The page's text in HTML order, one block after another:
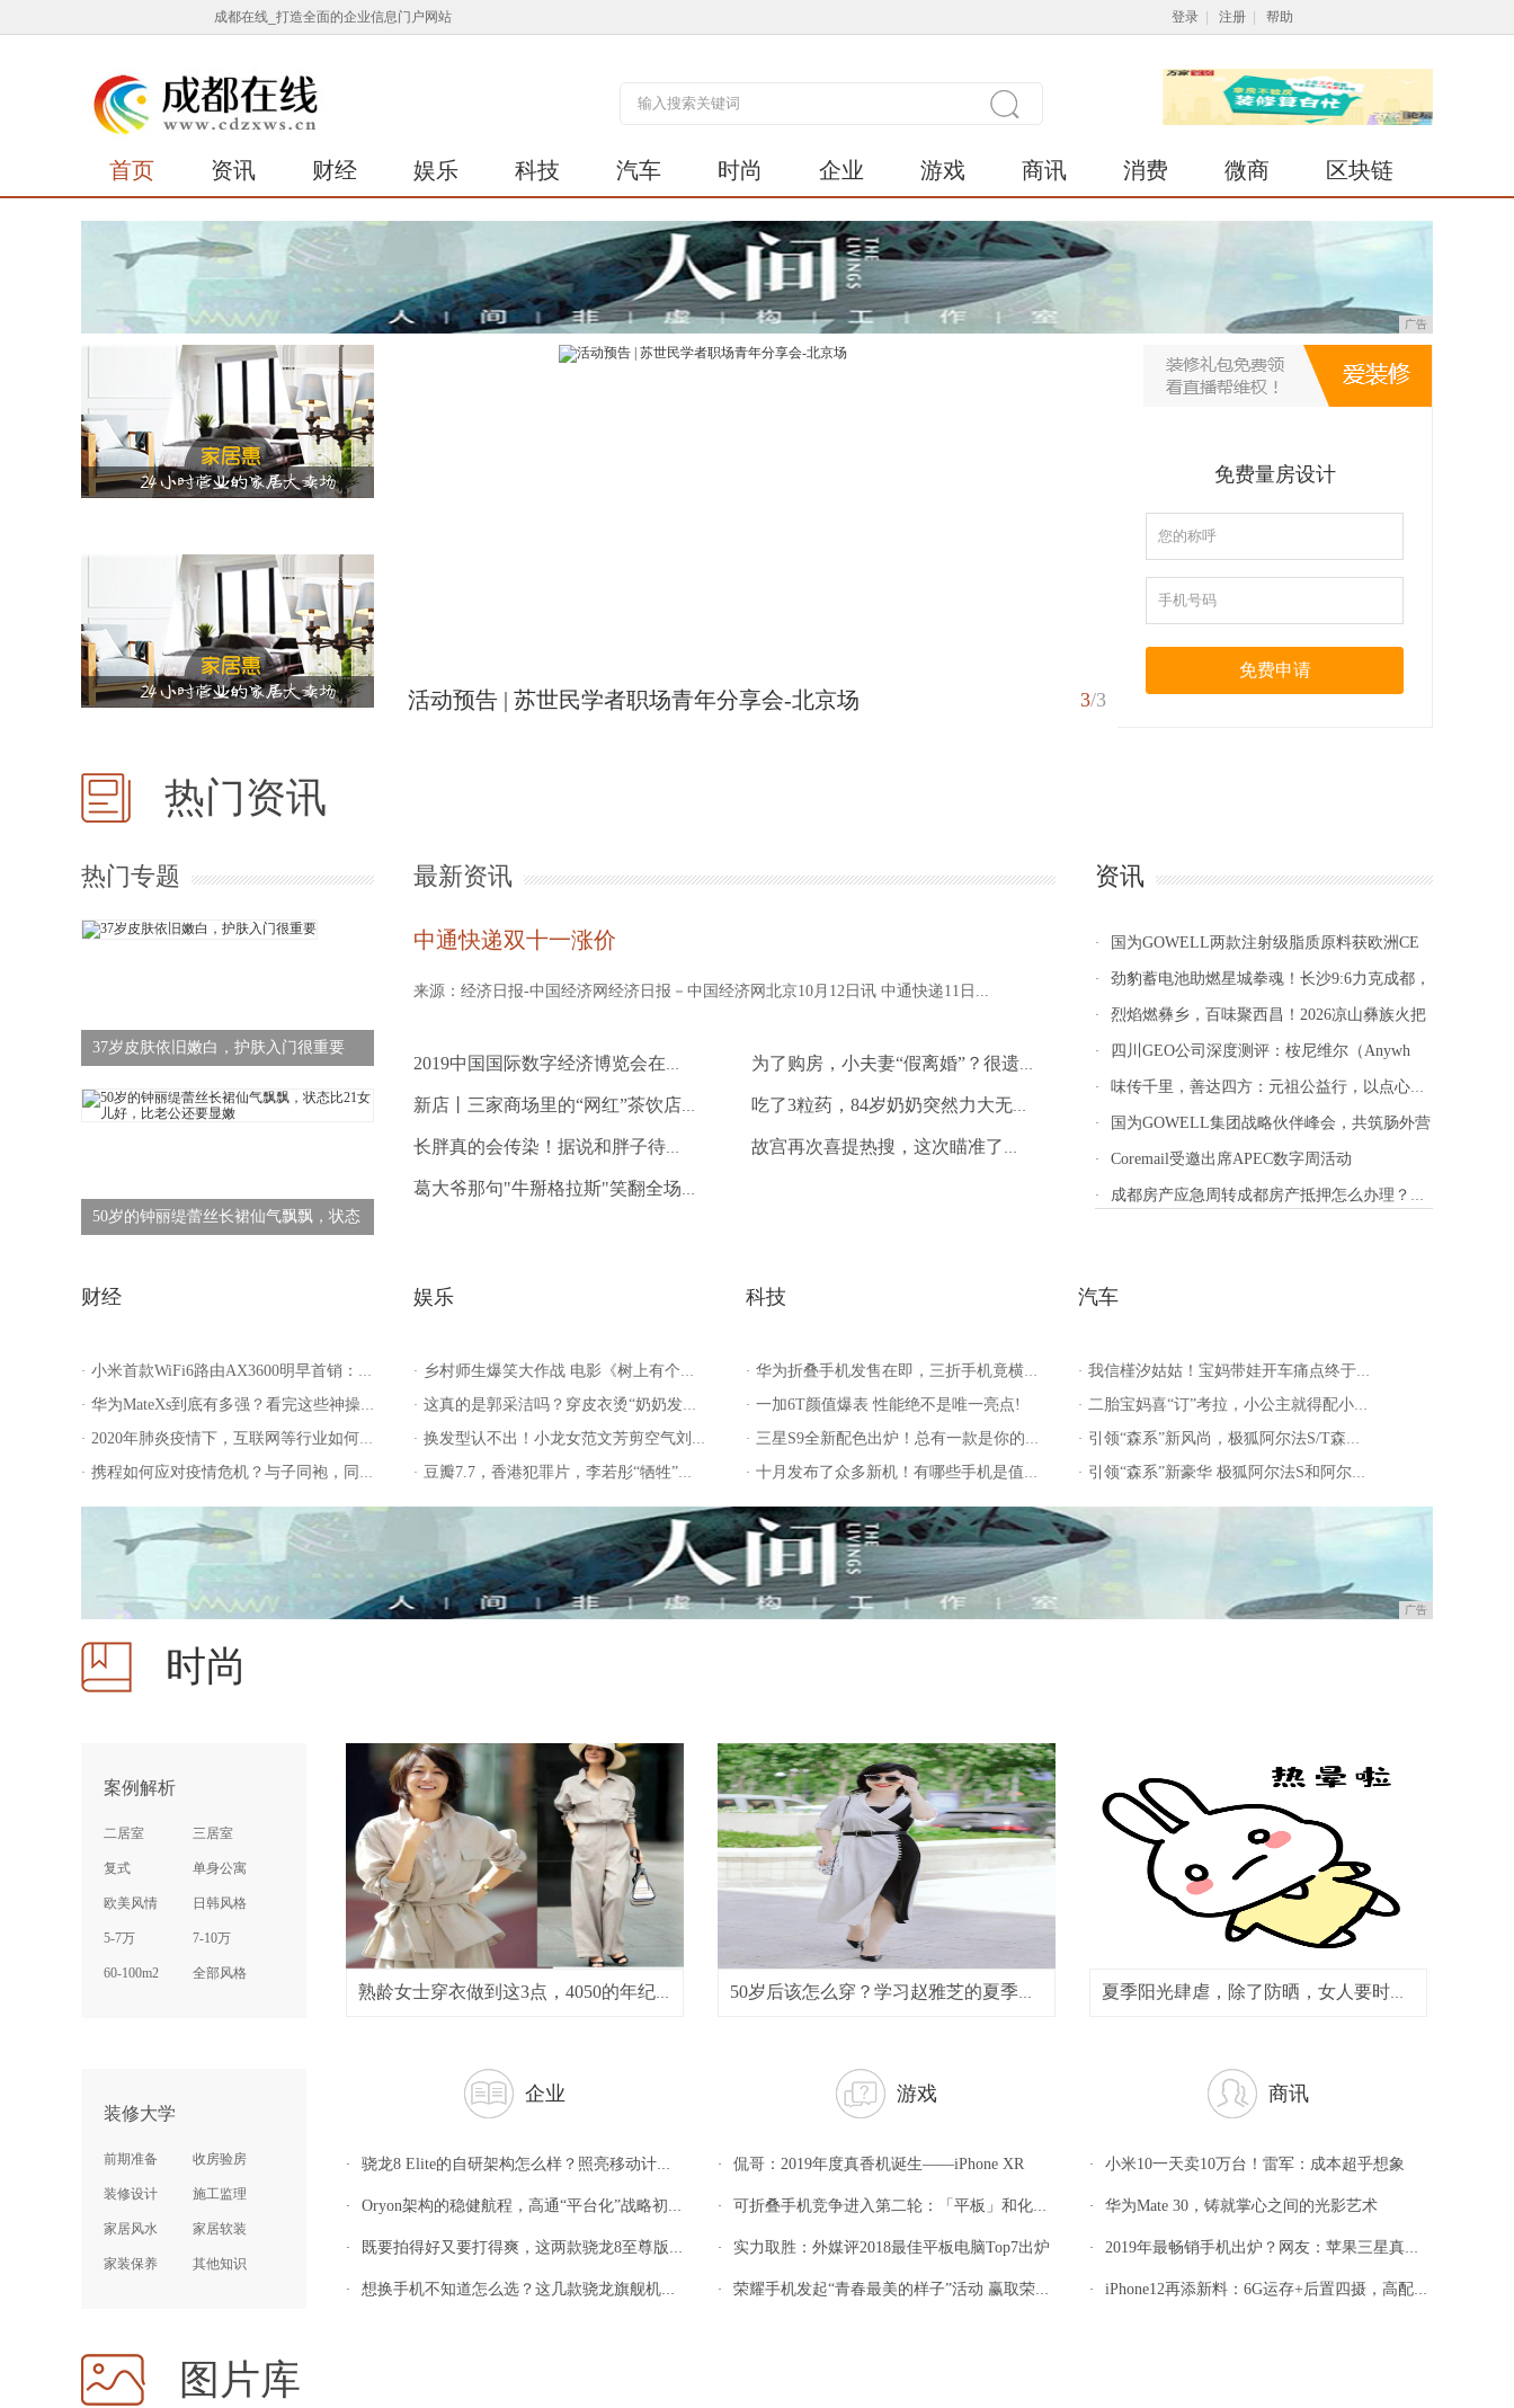
成都在线_打造全面的企业信息门户网站 登录 注册 帮助
首页 资讯 财经 娱乐 科技 汽车 时尚 企业 游戏 商讯 消费 微商 区块链
广告
3/3
活动预告 | 苏世民学者职场青年分享会-北京场
免费量房设计
免费申请
热门资讯
热门专题
37岁皮肤依旧嫩白，护肤入门很重要
50岁的钟丽缇蕾丝长裙仙气飘飘，状态
最新资讯
中通快递双十一涨价
来源：经济日报-中国经济网经济日报－中国经济网北京10月12日讯 中通快递11日...
2019中国国际数字经济博览会在河北石家 为了购房，小夫妻“假离婚”？很遗憾，他们
新店丨三家商场里的“网红”茶饮店，快准备 吃了3粒药，84岁奶奶突然力大无穷，还称
长胖真的会传染！据说和胖子待久了，你也会 故宫再次喜提热搜，这次瞄准了吃货！
葛大爷那句"牛掰格拉斯"笑翻全场，"格拉
资讯
· 国为GOWELL两款注射级脂质原料获欧洲CE
· 劲豹蓄电池助燃星城拳魂！长沙9:6力克成都，
· 烈焰燃彝乡，百味聚西昌！2026凉山彝族火把
· 四川GEO公司深度测评：桉尼维尔（Anywh
· 味传千里，善达四方：元祖公益行，以点心传递温
· 国为GOWELL集团战略伙伴峰会，共筑肠外营
· Coremail受邀出席APEC数字周活动
· 成都房产应急周转成都房产抵押怎么办理？正规房
财经
· 小米首款WiFi6路由AX3600明早首销：7天线、信号可覆盖两个足球场
· 华为MateXs到底有多强？看完这些神操作我真的服了
· 2020年肺炎疫情下，互联网等行业如何通过核定征收政策降低税负？
· 携程如何应对疫情危机？与子同袍，同舟共济
娱乐
· 乡村师生爆笑大作战 电影《树上有个好地方》爱奇艺正在热映
· 这真的是郭采洁吗？穿皮衣烫“奶奶发型”走机场，造型全靠气质撑
· 换发型认不出！小龙女范文芳剪空气刘海老10岁，苹果肌突兀太僵硬
· 豆瓣7.7，香港犯罪片，李若彤“牺牲”不小，黑帮大佬成搞笑担当
科技
· 华为折叠手机发售在即，三折手机竟横空出世!
· 一加6T颜值爆表 性能绝不是唯一亮点!
· 三星S9全新配色出炉！总有一款是你的菜!
· 十月发布了众多新机！有哪些手机是值得我们入手的呢？!
汽车
· 我信槿汐姑姑！宝妈带娃开车痛点终于解决啦
· 二胎宝妈喜“订”考拉，小公主就得配小萌车~
· 引领“森系”新风尚，极狐阿尔法S/T森林版亮相
· 引领“森系”新豪华 极狐阿尔法S和阿尔法T森林版上市
广告
时尚
案例解析
二居室 三居室
复式 单身公寓
欧美风情 日韩风格
5-7万 7-10万
60-100m2
全部风格
熟龄女士穿衣做到这3点，4050的年纪依
50岁后该怎么穿？学习赵雅芝的夏季搭配， 夏季阳光肆虐，除了防晒，女人要时刻做好保
装修大学
前期准备 收房验房
装修设计 施工监理
家居风水 家居软装
家装保养 其他知识
企业
· 骁龙8 Elite的自研架构怎么样？照亮移动计算的全新赛道
· Oryon架构的稳健航程，高通“平台化”战略初见成效
· 既要拍得好又要打得爽，这两款骁龙8至尊版旗舰一步到位
· 想换手机不知道怎么选？这几款骁龙旗舰机帮你把把关
游戏
· 侃哥：2019年度真香机诞生——iPhone XR
· 可折叠手机竞争进入第二轮：「平板」和化妆盒你更喜欢哪一个？
· 实力取胜：外媒评2018最佳平板电脑Top7出炉
· 荣耀手机发起“青春最美的样子”活动 赢取荣耀20青春版
商讯
· 小米10一天卖10万台！雷军：成本超乎想象
· 华为Mate 30，铸就掌心之间的光影艺术
· 2019年最畅销手机出炉？网友：苹果三星真牛，小米坚挺
· iPhone12再添新料：6G运存+后置四摄，高配版有望超过15000元
图片库